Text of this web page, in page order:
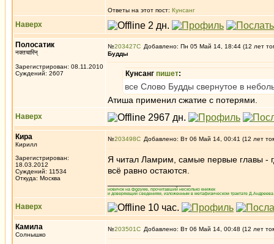
Ответы на этот пост: Кунсанг
Наверх
Полосатик
नक्तचारिन्
Зарегистрирован: 08.11.2010
Суждений: 2607
№203427
Добавлено: Пн 05 Май 14, 18:44 (12 лет
Будды
Кунсанг пишет:
все Слово Будды свернутое в
Атиша применил сжатие с потерями.
Наверх
Кира
Кирилл
Зарегистрирован:
18.03.2012
Суждений: 11534
Откуда: Москва
№203498 Добавлено: Вт 06 Май 14, 00:41 (12 лет
Я читал Ламрим, самые первые главы -
всё равно остаются.
новичок на форуме, прочитавший несколько книжек
и доверяющий сведениям, изложенным в метафизическом трактате
Наверх
Камила
Солнышко
№203501 Добавлено: Вт 06 Май 14, 00:48 (12 лет